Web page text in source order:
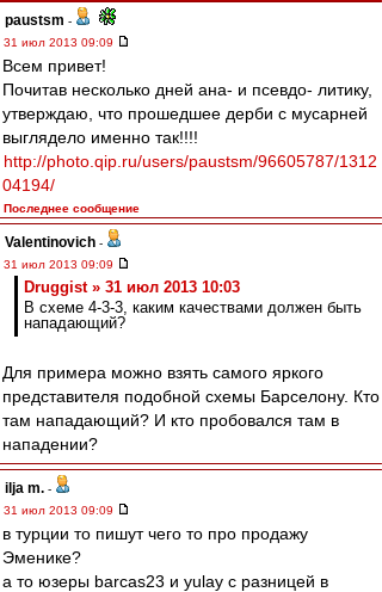
paustsm -
31 июл 2013 09:09
Всем привет!
Почитав несколько дней ана- и псевдо- литику,
утверждаю, что прошедшее дерби с мусарней
выглядело именно так!!!!
http://photo.qip.ru/users/paustsm/96605787/1312
04194/
Последнее сообщение
Valentinovich -
31 июл 2013 09:09
Druggist » 31 июл 2013 10:03
В схеме 4-3-3, каким качествами должен быть
нападающий?
Для примера можно взять самого яркого
представителя подобной схемы Барселону. Кто
там нападающий? И кто пробовался там в
нападении?
ilja m. -
31 июл 2013 09:09
в турции то пишут чего то про продажу
Эменике?
а то юзеры barcas23 и yulay с разницей в